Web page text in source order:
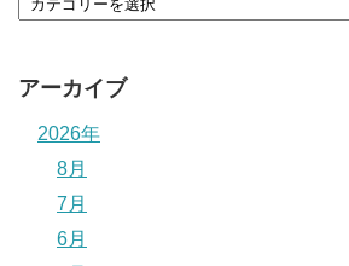
アーカイブ
2026年
8月
7月
6月